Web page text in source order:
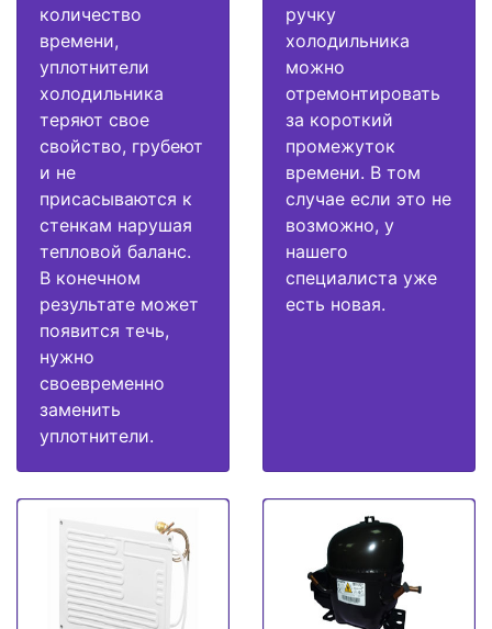
количество
времени,
уплотнители
холодильника
теряют свое
свойство, грубеют
и не
присасываются к
стенкам нарушая
тепловой баланс.
В конечном
результате может
появится течь,
нужно
своевременно
заменить
уплотнители.
ручку
холодильника
можно
отремонтировать
за короткий
промежуток
времени. В том
случае если это не
возможно, у
нашего
специалиста уже
есть новая.